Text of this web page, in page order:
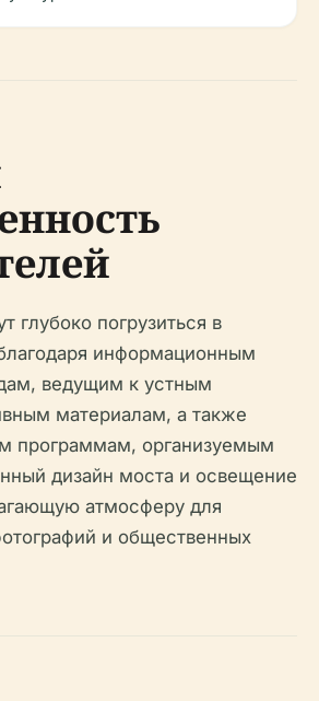
глубоко погрузиться в
информационным
ведущим к устным
материалам, а также
программам, организуемым
дизайн моста и освещение
атмосферу для
и общественных